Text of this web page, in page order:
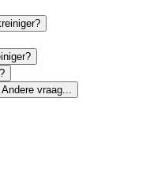
Andere vraag...